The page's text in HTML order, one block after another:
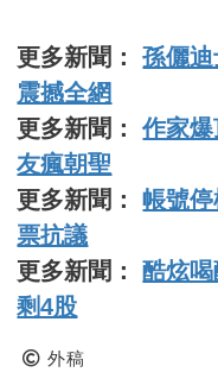
更多新聞：孫儷
震撼全網
更多新聞：作家
友瘋朝聖
更多新聞：帳號
票抗議
更多新聞：酷炫
剩4股
外稿